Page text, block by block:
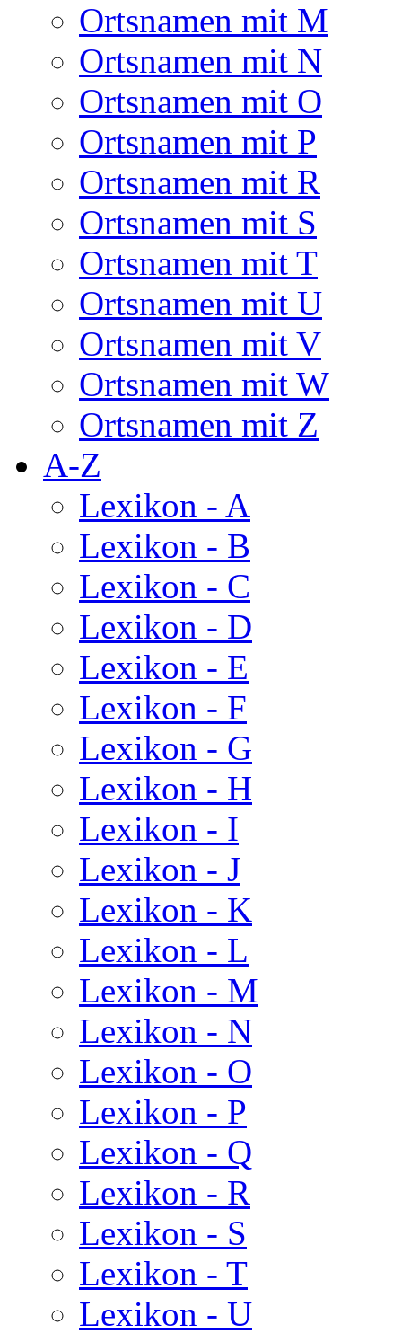
Ortsnamen mit M
Ortsnamen mit N
Ortsnamen mit O
Ortsnamen mit P
Ortsnamen mit R
Ortsnamen mit S
Ortsnamen mit T
Ortsnamen mit U
Ortsnamen mit V
Ortsnamen mit W
Ortsnamen mit Z
A-Z
Lexikon - A
Lexikon - B
Lexikon - C
Lexikon - D
Lexikon - E
Lexikon - F
Lexikon - G
Lexikon - H
Lexikon - I
Lexikon - J
Lexikon - K
Lexikon - L
Lexikon - M
Lexikon - N
Lexikon - O
Lexikon - P
Lexikon - Q
Lexikon - R
Lexikon - S
Lexikon - T
Lexikon - U